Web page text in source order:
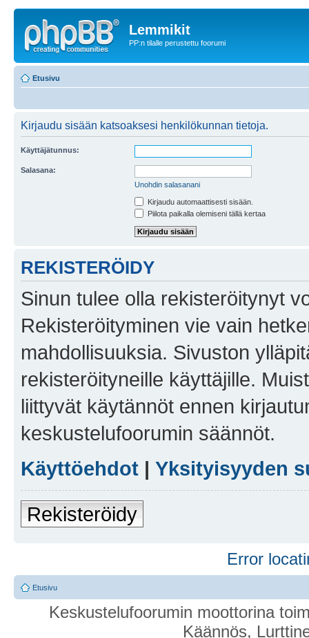
Lemmikit
PP:n tilalle perustettu foorumi
Etusivu
Kirjaudu sisään katsoaksesi henkilökunnan tietoja.
Käyttäjätunnus:
Salasana:
Unohdin salasanani
Kirjaudu automaattisesti sisään.
Piilota paikalla olemiseni tällä kertaa
REKISTERÖIDY
Sinun tulee olla rekisteröitynyt
Rekisteröityminen vie vain
mahdollisuuksia. Sivuston
rekisteröityneille käyttäjille.
liittyvät käytännöt ennen
keskustelufoorumin säännöt.
Käyttöehdot | Yksityisyyden
Rekisteröidy
Error
Etusivu
Keskustelufoorumin moottorina
Käännös,